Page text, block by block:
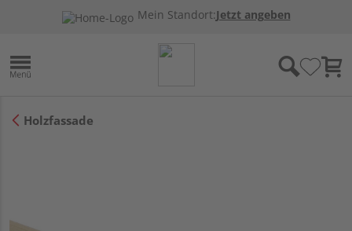
Mein Standort:Jetzt angeben
Holzfassade